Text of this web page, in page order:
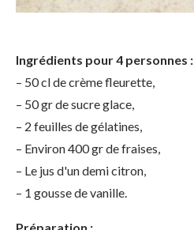
Ingrédients pour 4 personnes :
– 50 cl de crème fleurette,
– 50 gr de sucre glace,
– 2 feuilles de gélatines,
– Environ 400 gr de fraises,
– Le jus d'un demi citron,
– 1 gousse de vanille.